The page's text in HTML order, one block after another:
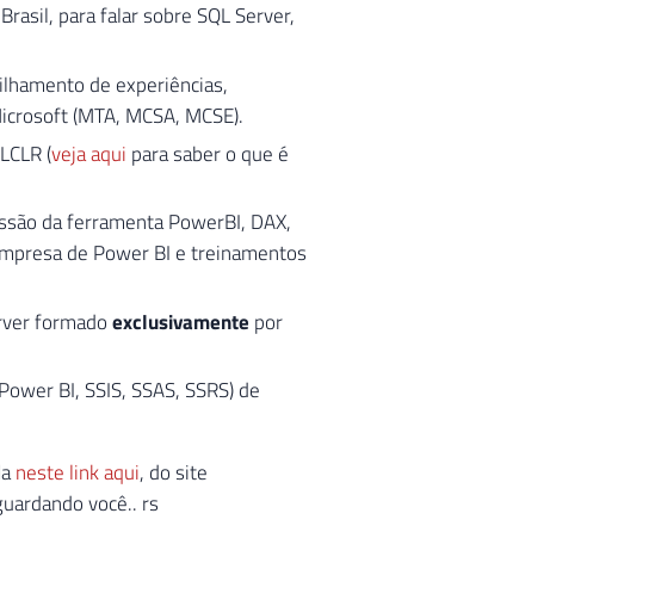
para falar sobre SQL Server,
de experiências,
(MTA, MCSA, MCSE).
(veja aqui para saber o que é
da ferramenta PowerBI, DAX,
de Power BI e treinamentos
formadoexclusivamente por
BI, SSIS, SSAS, SSRS) de
neste link aqui, do site
você.. rs